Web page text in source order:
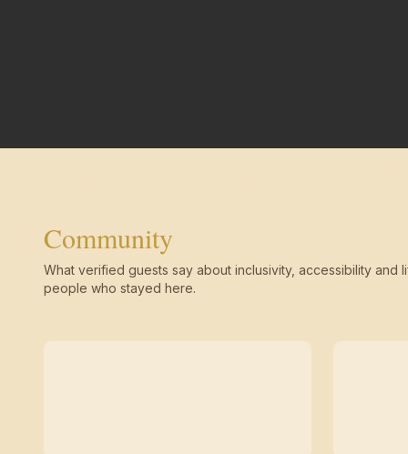
Community
What verified guests say about inclusivity, accessibility and
people who stayed here.